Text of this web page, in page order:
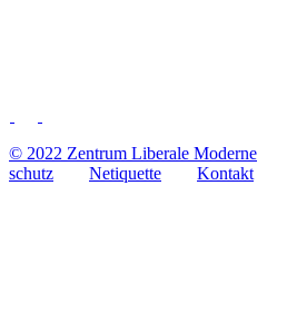
© 2022 Zentrum Libe­rale Moderne
schutz
Neti­quette Kontakt